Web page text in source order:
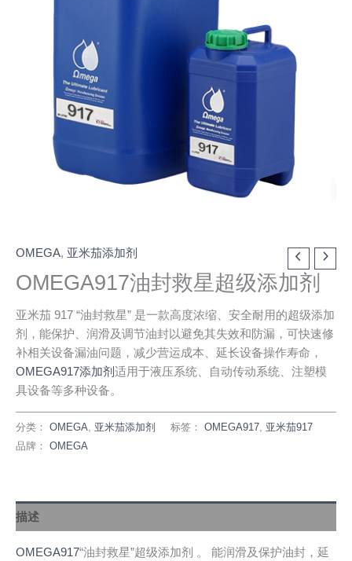
OMEGA, 亚米茄添加剂
OMEGA917油封救星超级添加剂
亚米茄 917 “油封救星” 是一款高度浓缩、安全耐用的超级添加
剂，能保护、润滑及调节油封以避免其失效和防漏，可快速修
补相关设备漏油问题，减少营运成本、延长设备操作寿命，
OMEGA917添加剂适用于液压系统、自动传动系统、注塑模
具设备等多种设备。
分类： OMEGA 亚米茄添加剂 标签： OMEGA917 亚米茄917
品牌： OMEGA
描述
OMEGA917“油封救星”超级添加剂 。 能润滑及保护油封，延